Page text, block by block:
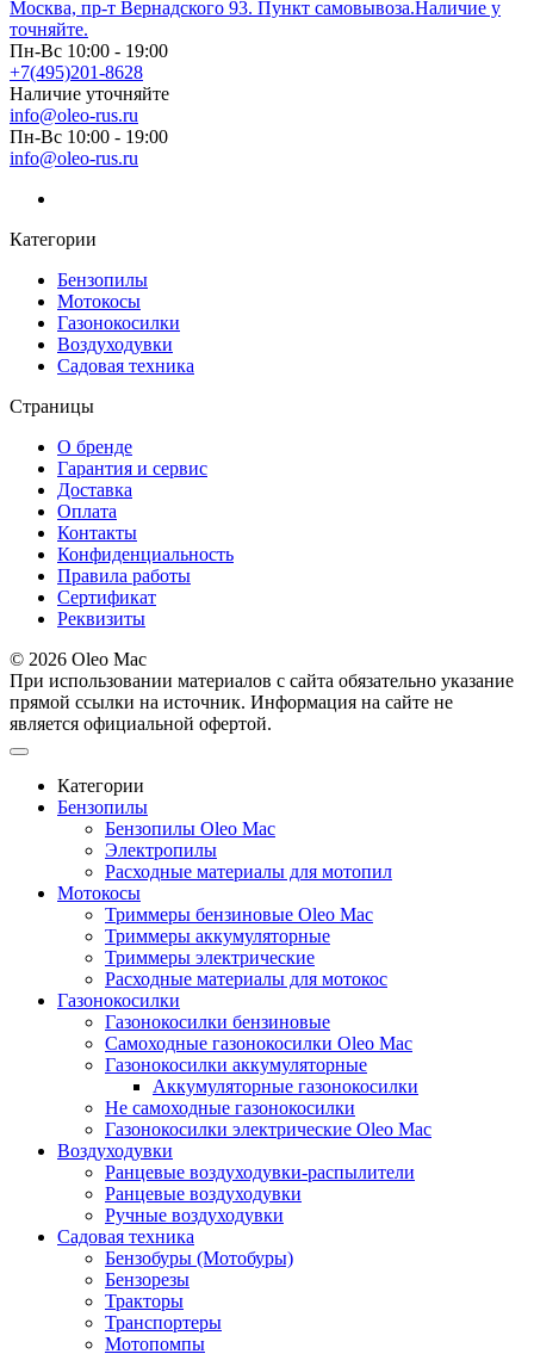
Москва, пр-т Вернадского 93. Пункт самовывоза.Наличие у
точняйте.
Пн-Вс 10:00 - 19:00
+7(495)201-8628
Наличие уточняйте
info@oleo-rus.ru
Пн-Вс 10:00 - 19:00
info@oleo-rus.ru
Категории
Бензопилы
Мотокосы
Газонокосилки
Воздуходувки
Садовая техника
Страницы
О бренде
Гарантия и сервис
Доставка
Оплата
Контакты
Конфиденциальность
Правила работы
Сертификат
Реквизиты
© 2026 Oleo Mac
При использовании материалов с сайта обязательно указание
прямой ссылки на источник. Информация на сайте не
является официальной офертой.
Категории
Бензопилы
Бензопилы Oleo Mac
Электропилы
Расходные материалы для мотопил
Мотокосы
Триммеры бензиновые Oleo Mac
Триммеры аккумуляторные
Триммеры электрические
Расходные материалы для мотокос
Газонокосилки
Газонокосилки бензиновые
Самоходные газонокосилки Oleo Mac
Газонокосилки аккумуляторные
Аккумуляторные газонокосилки
Не самоходные газонокосилки
Газонокосилки электрические Oleo Mac
Воздуходувки
Ранцевые воздуходувки-распылители
Ранцевые воздуходувки
Ручные воздуходувки
Садовая техника
Бензобуры (Мотобуры)
Бензорезы
Тракторы
Транспортеры
Мотопомпы